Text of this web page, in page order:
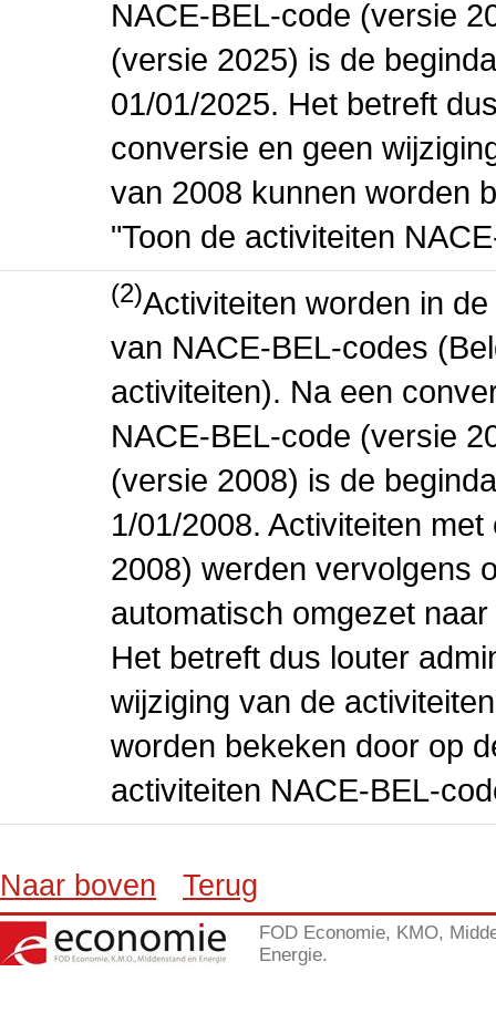
NACE-BEL-code (versie
(versie 2025) is de
01/01/2025. Het betreft
conversie en geen
van 2008 kunnen worden
"Toon de activiteiten
(2)Activiteiten worden in
van NACE-BEL-codes
activiteiten). Na een
NACE-BEL-code (versie
(versie 2008) is de
1/01/2008. Activiteiten
2008) werden vervolgens
automatisch omgezet
Het betreft dus louter
wijziging van de
worden bekeken door op
activiteiten NACE-BEL-
Naar boven Terug
FOD Economie, KMO,
Energie.